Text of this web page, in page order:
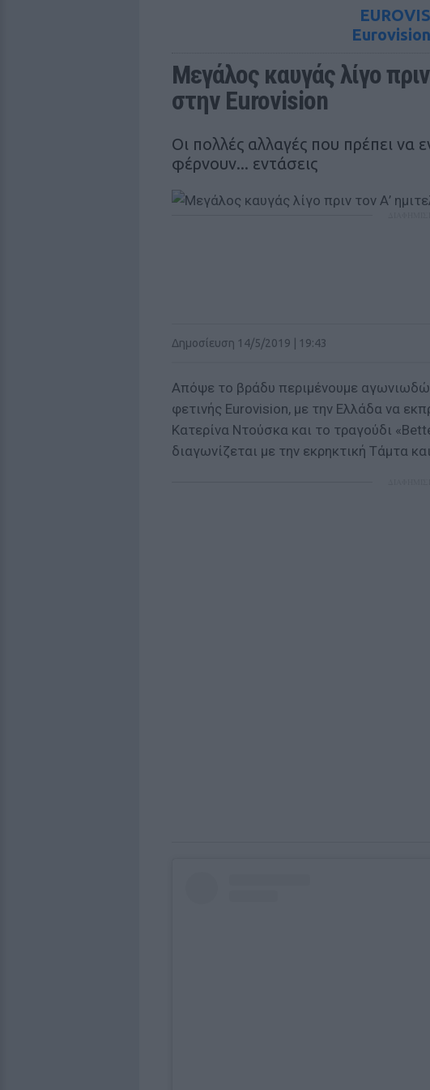
Μεγάλος καυγάς λίγο
στην Eurovision
Οι πολλές αλλαγές που πρέπει
φέρνουν... εντάσεις
Δημοσίευση 14/5/2019 | 19:43
Απόψε το βράδυ περιμένουμε
φετινής Eurovision, με την Ελλάδα να
Κατερίνα Ντούσκα και το τραγούδι
διαγωνίζεται με την εκρηκτική Τάμτα